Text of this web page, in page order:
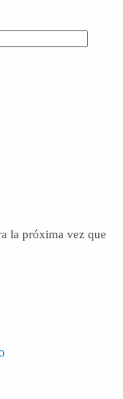
la próxima vez que